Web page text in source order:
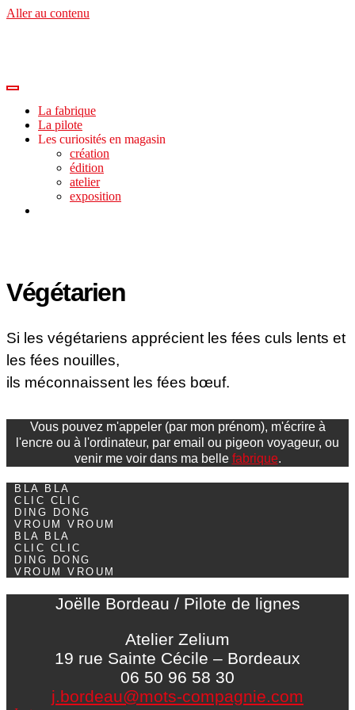
Aller au contenu
La fabrique
La pilote
Les curiosités en magasin
création
édition
atelier
exposition
Végétarien
Si les végétariens apprécient les fées culs lents et
les fées nouilles,
ils méconnaissent les fées bœuf.
Vous pouvez m'appeler (par mon prénom), m'écrire à
l'encre ou à l'ordinateur, par email ou pigeon voyageur, ou
venir me voir dans ma belle fabrique.
BLA BLA
CLIC CLIC
DING DONG
VROUM VROUM
BLA BLA
CLIC CLIC
DING DONG
VROUM VROUM
Joëlle Bordeau / Pilote de lignes
Atelier Zelium
19 rue Sainte Cécile – Bordeaux
06 50 96 58 30
j.bordeau@mots-compagnie.com